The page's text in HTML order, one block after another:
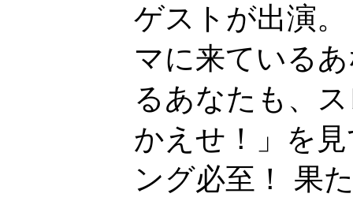
ゲストが出演
マに来ている
るあなたも、
かえせ！」を
ング必至！ 果